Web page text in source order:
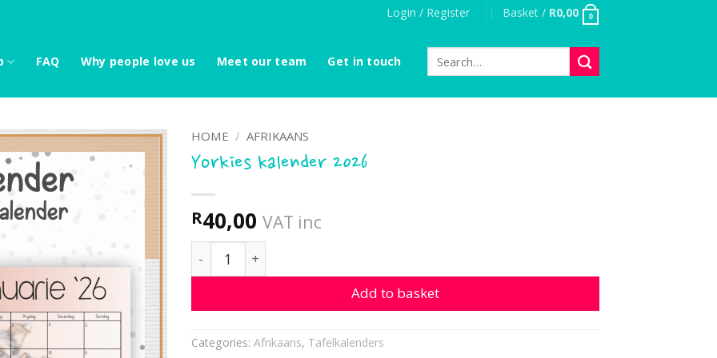
Login / Register Basket / R0,00 0
FAQ Why people love us Meet our team Get in touch
for:
HOME / AFRIKAANS
Yorkies kalender 2026
R40,00 VAT inc
Yorkies kalender 2026 quantity
Add to basket
Categories: Afrikaans, Tafelkalenders